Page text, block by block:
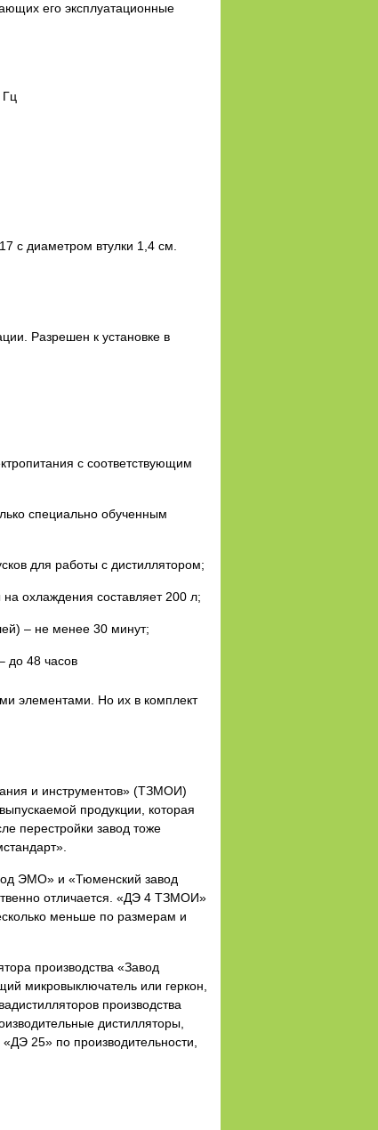
его эксплуатационные
с диаметром втулки 1,4 см.
Разрешен к установке в
с соответствующим
специально обученным
для работы с дистиллятором;
охлаждения составляет 200 л;
– не менее 30 минут;
до 48 часов
элементами. Но их в комплект
и инструментов» (ТЗМОИ)
продукции, которая
перестройки завод тоже
ЭМО» и «Тюменский завод
отличается. «ДЭ 4 ТЗМОИ»
меньше по размерам и
производства «Завод
микровыключатель или геркон,
производства
дистилляторы,
25» по производительности,